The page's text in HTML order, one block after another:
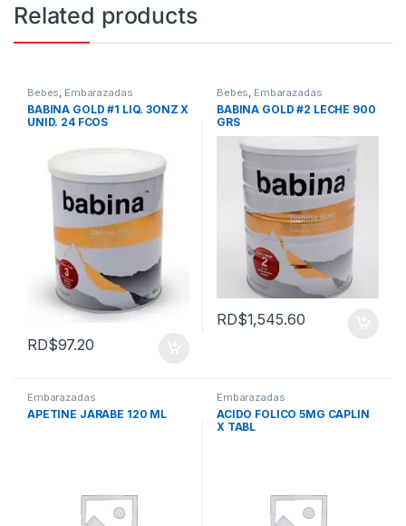
Related products
Bebes, Embarazadas
BABINA GOLD #1 LIQ. 3ONZ X
UNID. 24 FCOS
RD$97.20
Bebes, Embarazadas
BABINA GOLD #2 LECHE 900
GRS
RD$1,545.60
Embarazadas
APETINE JARABE 120 ML
Embarazadas
ACIDO FOLICO 5MG CAPLIN
X TABL